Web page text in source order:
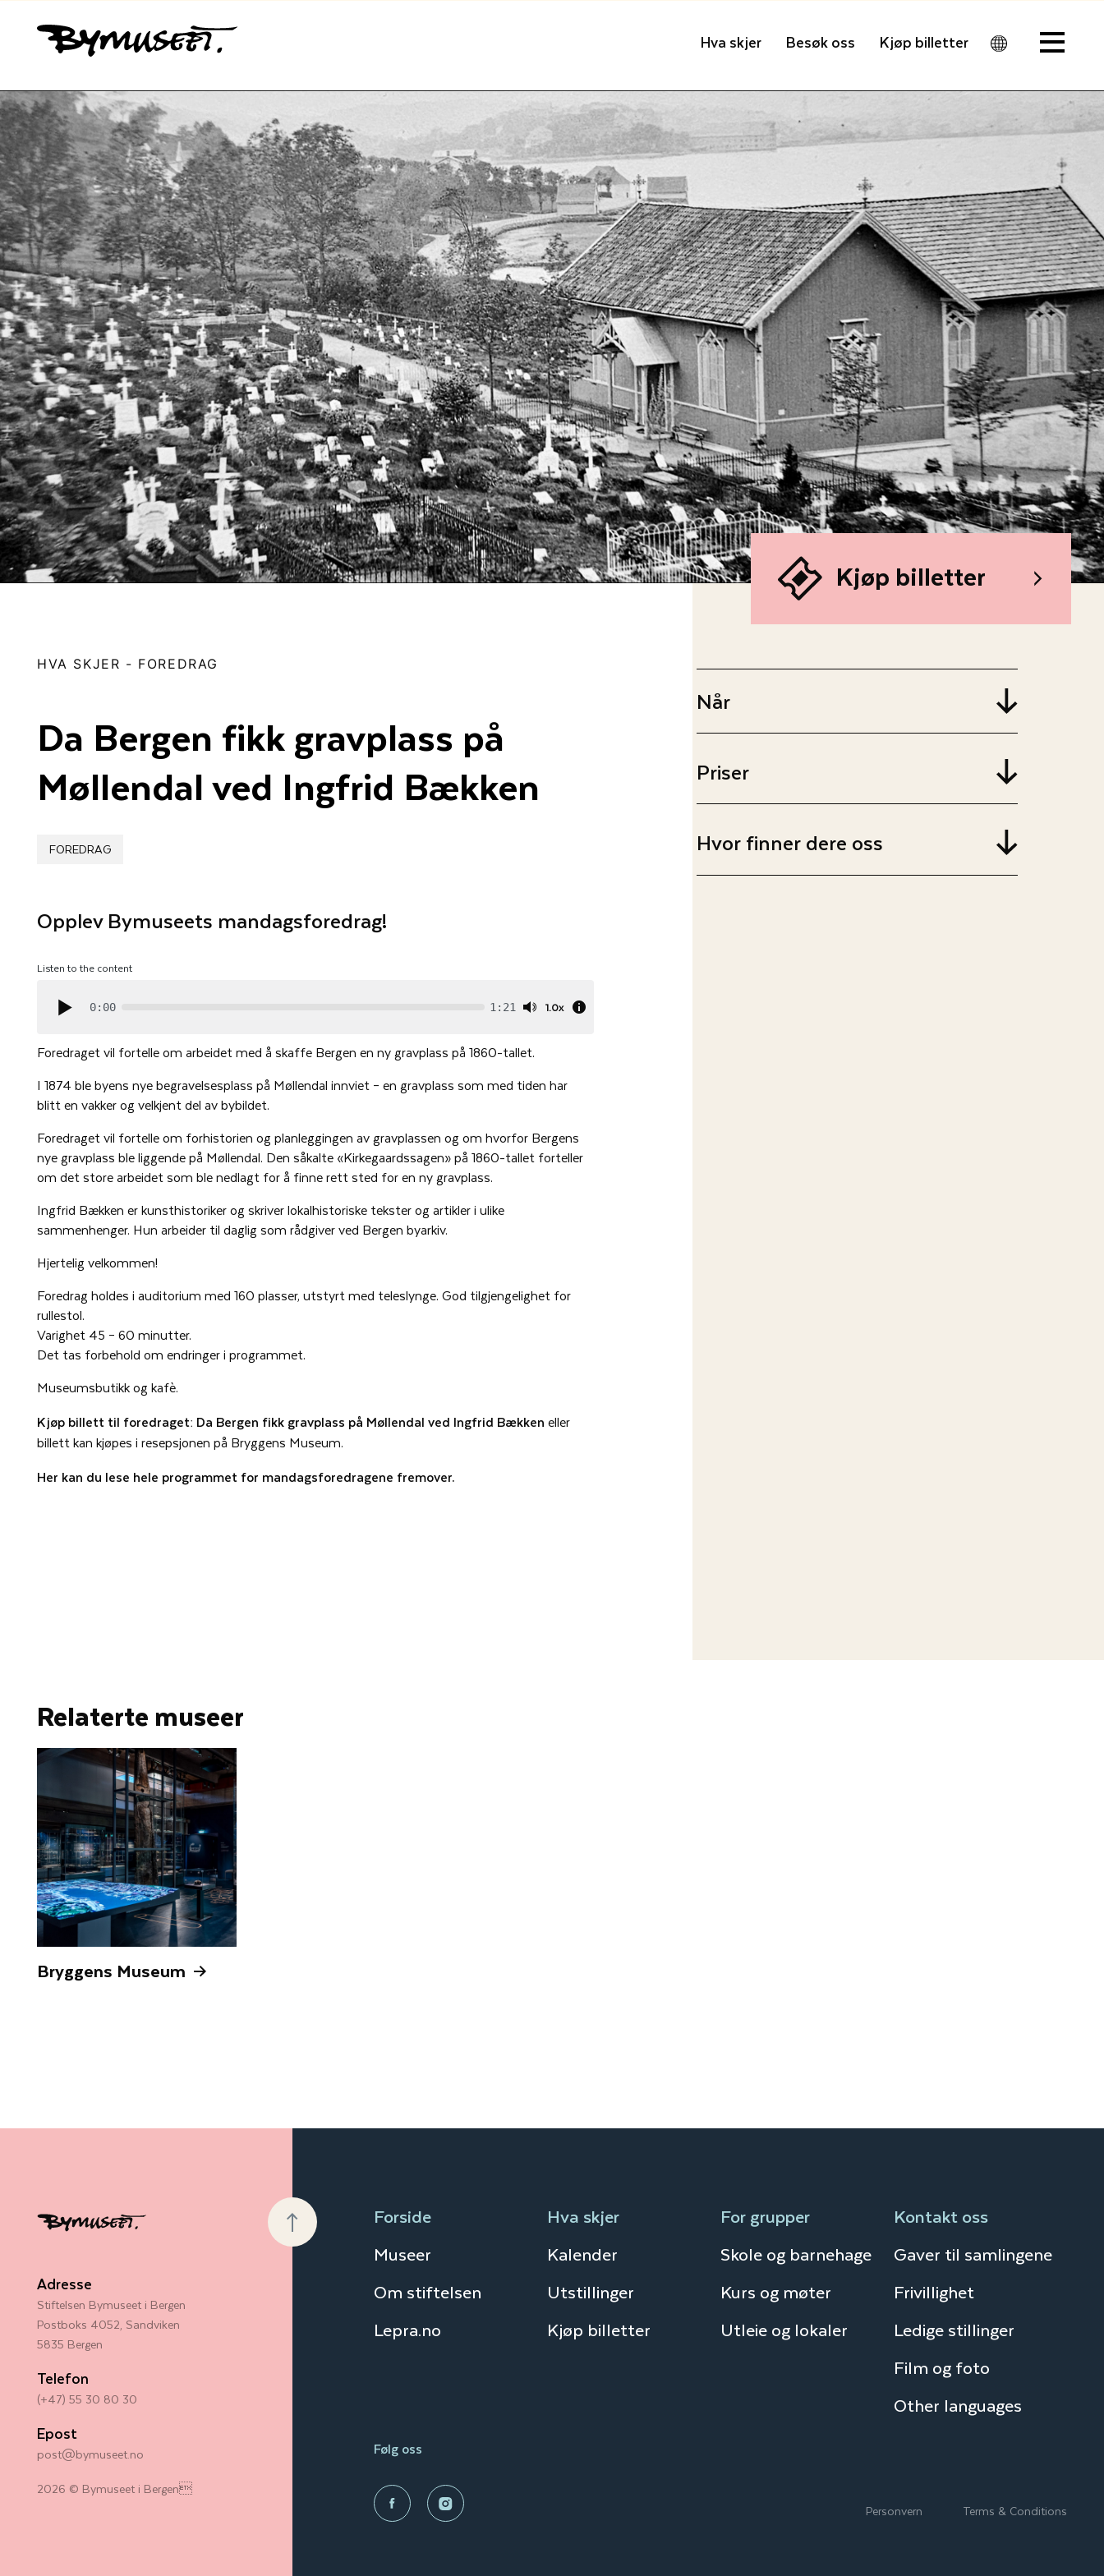
Hva skjer Besøk oss Kjøp billetter
Men
Kjøp billetter
HVA SKJER - FOREDRAG
Da Bergen fikk gravplass på
Møllendal ved Ingfrid Bækken
FOREDRAG
Opplev Bymuseets mandagsforedrag!
Listen to the content
0:00 1:21 1.0x
Foredraget vil fortelle om arbeidet med å skaffe Bergen en ny gravplass på 1860-tallet.
I 1874 ble byens nye begravelsesplass på Møllendal innviet – en gravplass som med tiden har
blitt en vakker og velkjent del av bybildet.
Foredraget vil fortelle om forhistorien og planleggingen av gravplassen og om hvorfor Bergens
nye gravplass ble liggende på Møllendal. Den såkalte «Kirkegaardssagen» på 1860-tallet forteller
om det store arbeidet som ble nedlagt for å finne rett sted for en ny gravplass.
Ingfrid Bækken er kunsthistoriker og skriver lokalhistoriske tekster og artikler i ulike
sammenhenger. Hun arbeider til daglig som rådgiver ved Bergen byarkiv.
Hjertelig velkommen!
Foredrag holdes i auditorium med 160 plasser, utstyrt med teleslynge. God tilgjengelighet for
rullestol.
Varighet 45 – 60 minutter.
Det tas forbehold om endringer i programmet.
Museumsbutikk og kafè.
Kjøp billett til foredraget: Da Bergen fikk gravplass på Møllendal ved Ingfrid Bækken eller
billett kan kjøpes i resepsjonen på Bryggens Museum.
Her kan du lese hele programmet for mandagsforedragene fremover.
Når
Priser
Hvor finner dere oss
Relaterte museer
Bryggens Museum
Adresse
Stiftelsen Bymuseet i Bergen
Postboks 4052, Sandviken
5835 Bergen
Telefon
(+47) 55 30 80 30
Epost
post@bymuseet.no
2026 © Bymuseet i Bergen
Forside
Museer
Om stiftelsen
Lepra.no
Hva skjer
Kalender
Utstillinger
Kjøp billetter
For grupper
Skole og barnehage
Kurs og møter
Utleie og lokaler
Kontakt oss
Gaver til samlingene
Frivillighet
Ledige stillinger
Film og foto
Other languages
Følg oss
Personvern Terms & Conditions